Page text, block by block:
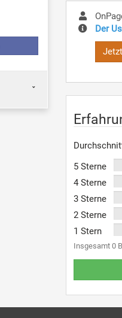
Der
5 Sterne
4 Sterne
3 Sterne
2 Sterne
1 Stern
Insgesamt 0